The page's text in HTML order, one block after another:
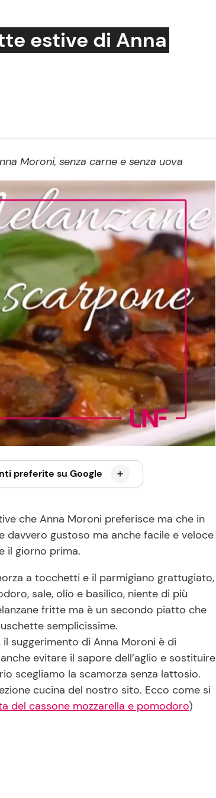
Ricette Facili e Veloci
Ricette Feste
Ricette per Bambini
estive di Anna
Moroni, senza carne e senza uova
preferite su Google
che Anna Moroni preferisce ma che in
gustoso ma anche facile e veloce
il giorno prima.
a tocchetti e il parmigiano grattugiato,
sale, olio e basilico, niente di più
fritte ma è un secondo piatto che
semplicissime.
suggerimento di Anna Moroni è di
evitare il sapore dell’aglio e sostituire
scegliamo la scamorza senza lattosio.
cucina del nostro sito. Ecco come si
del cassone mozzarella e pomodoro)